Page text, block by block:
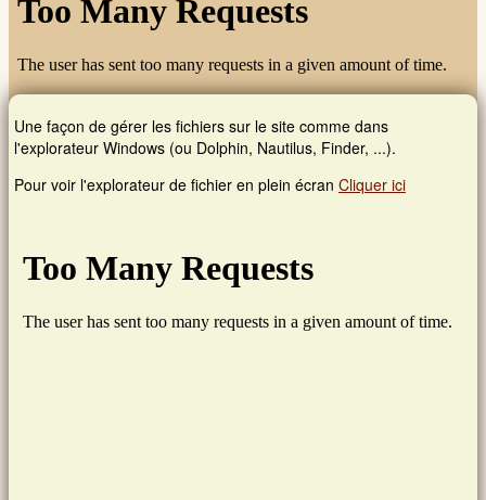
Les ateliers
Documents
Images et musiques
Liens
Connexion
Une façon de gérer les fichiers sur le site comme dans
l'explorateur Windows (ou Dolphin, Nautilus, Finder, ...).
Pour voir l'explorateur de fichier en plein écran Cliquer ici